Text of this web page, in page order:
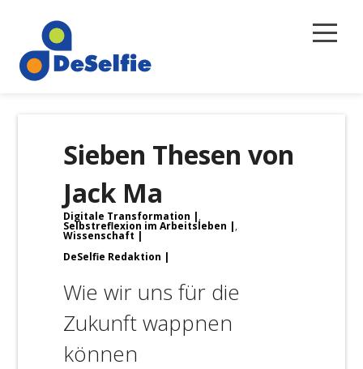
Magazin
Über uns
Newsletter
Kontakt
Sieben Thesen von
Jack Ma
Digitale Transformation ,
Selbstreflexion im Arbeitsleben ,
Wissenschaft
DeSelfie Redaktion
Wie wir uns für die
Zukunft wappnen
können